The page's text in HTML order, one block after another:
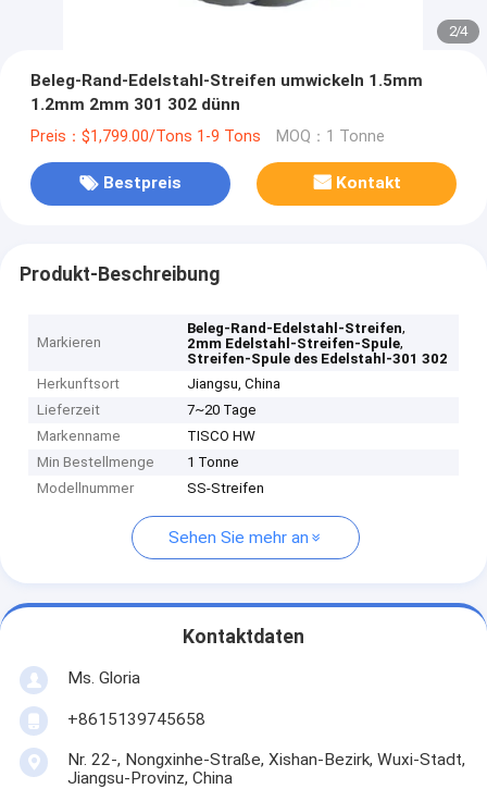
2/4
Beleg-Rand-Edelstahl-Streifen umwickeln 1.5mm
1.2mm 2mm 301 302 dünn
Preis：$1,799.00/Tons 1-9 Tons MOQ：1 Tonne
Bestpreis Kontakt
Produkt-Beschreibung
Markieren
Beleg-Rand-Edelstahl-Streifen,
2mm Edelstahl-Streifen-Spule,
Streifen-Spule des Edelstahl-301 302
Herkunftsort
Jiangsu, China
Lieferzeit
7~20 Tage
Markenname
TISCO HW
Min Bestellmenge
1 Tonne
Modellnummer
SS-Streifen
Sehen Sie mehr an
Kontaktdaten
Ms. Gloria
+8615139745658
Nr. 22-, Nongxinhe-Straße, Xishan-Bezirk, Wuxi-Stadt,
Jiangsu-Provinz, China